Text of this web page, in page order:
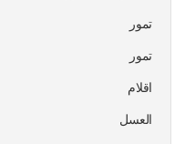
تمور
تمور
اقلام
العسل